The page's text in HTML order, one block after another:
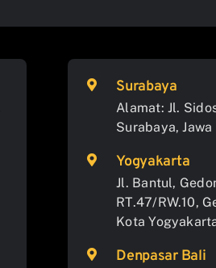
Surabaya
Alamat: Jl.
Surabaya,
Yogyakarta
Jl. Bantul,
RT.47/RW.10,
Kota
Denpasar Bali